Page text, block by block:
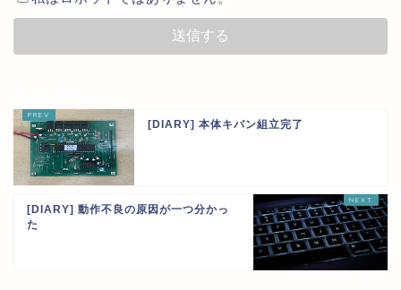
[DIARY] 本体キバン組立完了
[DIARY] 動作不良の原因が一つ分かっ
た